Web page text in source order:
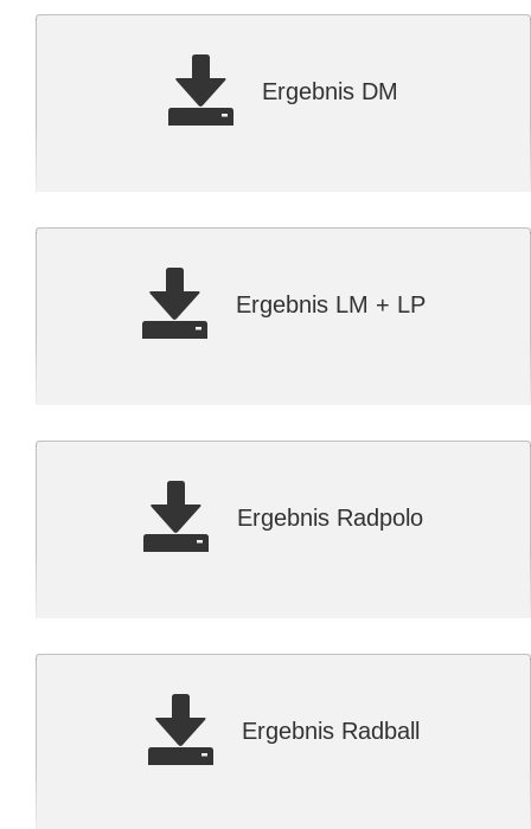
Ergebnis DM
Ergebnis LM + LP
Ergebnis Radpolo
Ergebnis Radball